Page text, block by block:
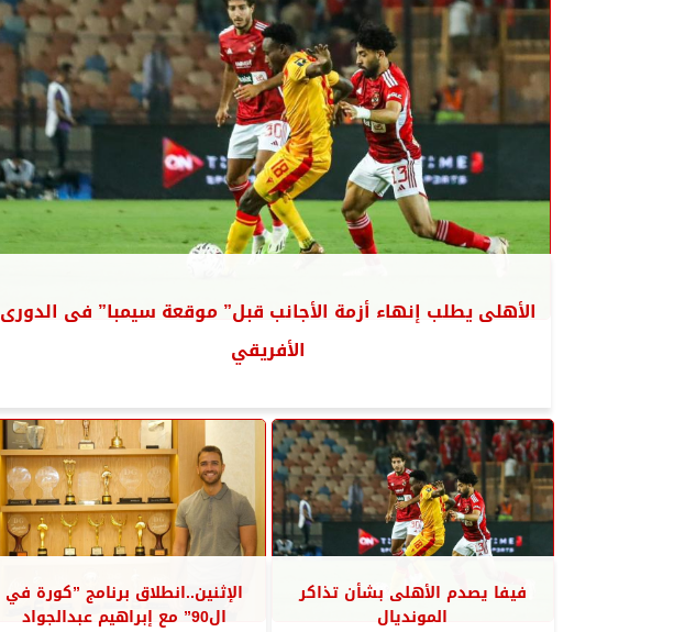
الأهلى يطلب إنهاء أزمة الأجانب قبل” موقعة سيمبا” فى الدورى
الأفريقي
فيفا يصدم الأهلى بشأن تذاكر
المونديال
الإثنين..انطلاق برنامج ”كورة في
ال90” مع إبراهيم عبدالجواد